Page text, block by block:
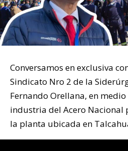
Conversamos en exclusiva
Sindicato Nro 2 de la
Fernando Orellana, en
industria del Acero Nacional
la planta ubicada en